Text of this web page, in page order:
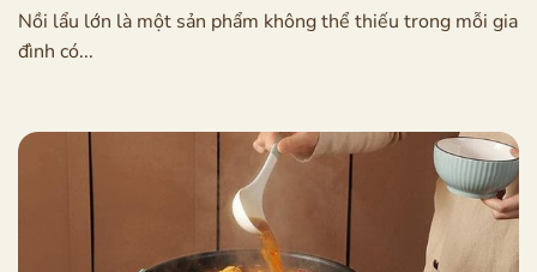
Nồi lẩu lớn là một sản phẩm không thể thiếu trong mỗi gia
đình có...